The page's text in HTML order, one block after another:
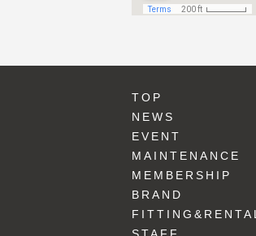
TOP
NEWS
EVENT
MAINTENANCE
MEMBERSHIP
BRAND
FITTING&RENTAL